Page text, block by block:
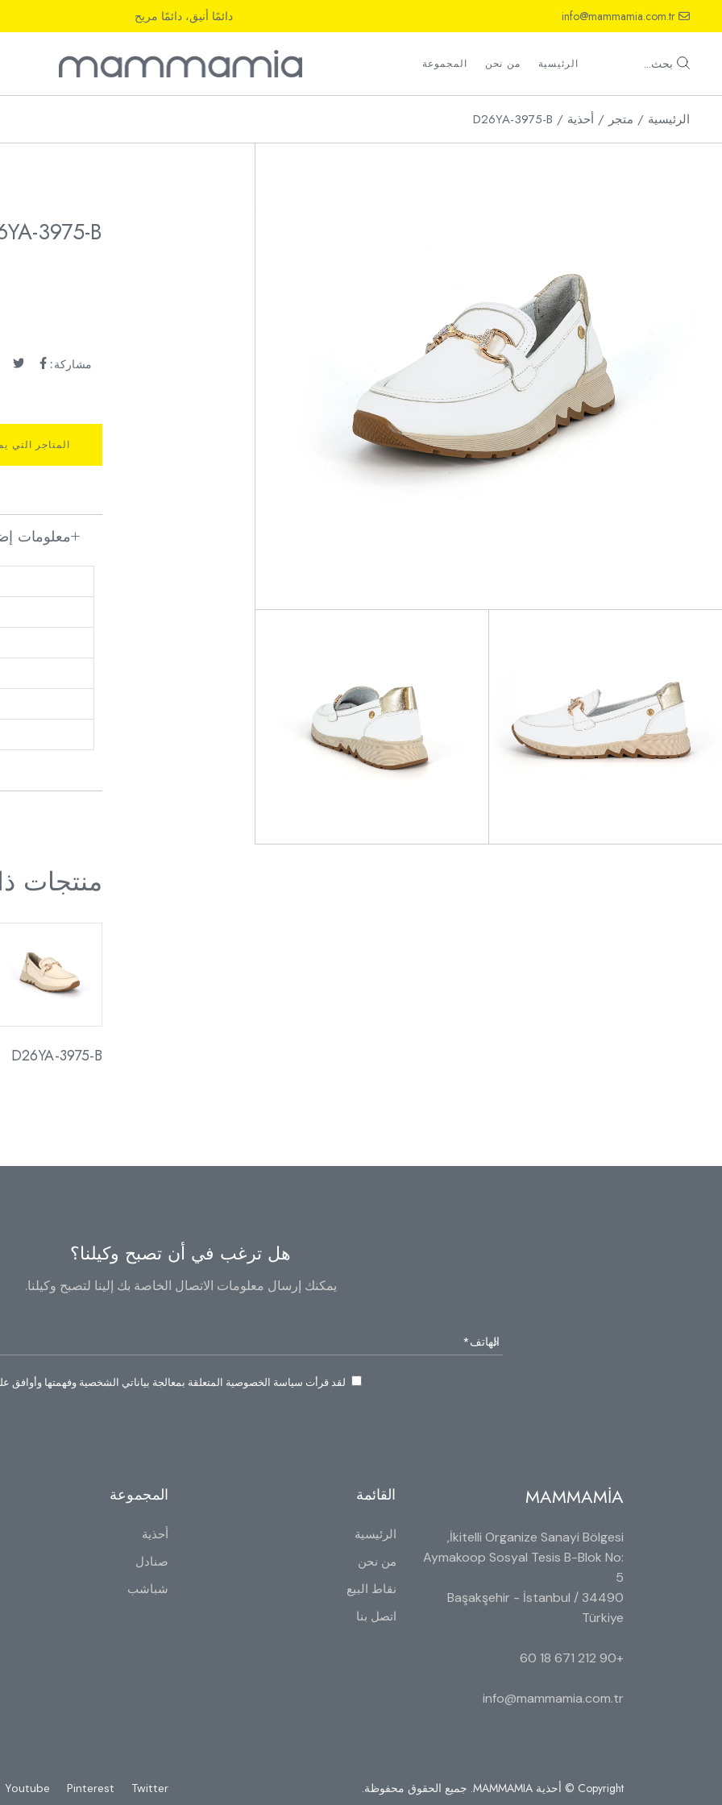
the
info@mammamia.com.tr دائمًا أنيق، دائمًا مريح
بحث... الرئيسية من نحن المجموعة
أحذية
أحذية
صنادل
الرئيسية
متجر أحذية D26YA-3975-B
3975-B
مشاركة:
المتاجر التي
معلومات
منتجات
D26YA-3975-B
هل ترغب في أن تصبح وكيلنا؟
يمكنك إرسال معلومات الاتصال الخاصة بك إلينا لتصبح وكيلنا.
لقد قرأت سياسة الخصوصية المتعلقة بمعالجة بياناتي الشخصية وفهمتها وأوافق
MAMMAMİA
İkitelli Organize Sanayi Bölgesi,
Aymakoop Sosyal Tesis B-Blok No:
5
34490 Başakşehir - İstanbul /
Türkiye
+90 212 671 18 60
info@mammamia.com.tr
القائمة
الرئيسية
من نحن
نقاط البيع
اتصل بنا
المجموعة
أحذية
صنادل
شباشب
Copyright © أحذية MAMMAMIA. جميع الحقوق محفوظة. Youtube Pinterest Twitter